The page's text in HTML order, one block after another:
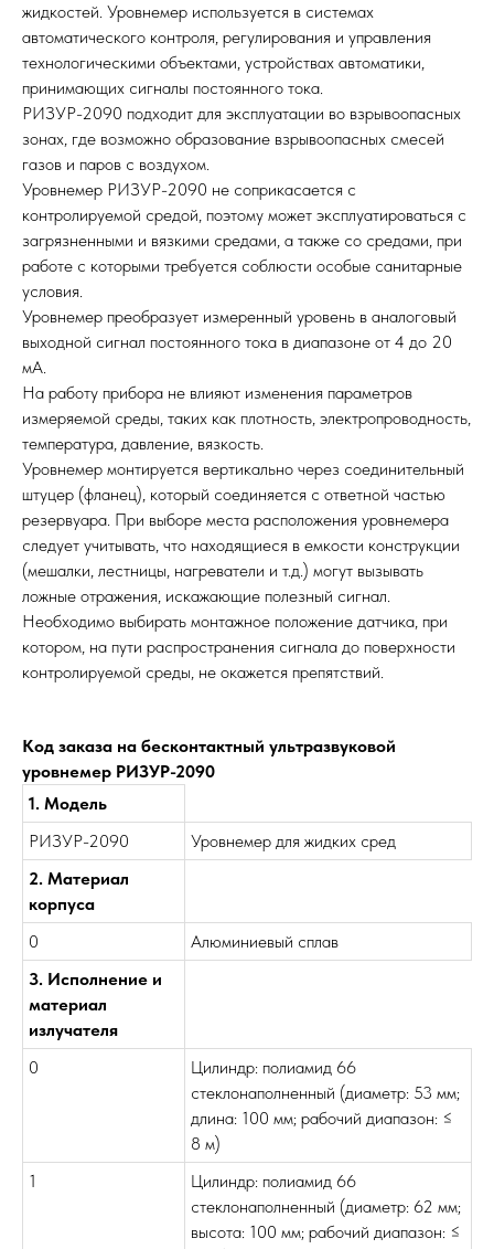
жидкостей. Уровнемер используется в системах
автоматического контроля, регулирования и управления
технологическими объектами, устройствах автоматики,
принимающих сигналы постоянного тока.
РИЗУР-2090 подходит для эксплуатации во взрывоопасных
зонах, где возможно образование взрывоопасных смесей
газов и паров с воздухом.
Уровнемер РИЗУР-2090 не соприкасается с
контролируемой средой, поэтому может эксплуатироваться с
загрязненными и вязкими средами, а также со средами, при
работе с которыми требуется соблюсти особые санитарные
условия.
Уровнемер преобразует измеренный уровень в аналоговый
выходной сигнал постоянного тока в диапазоне от 4 до 20
мА.
На работу прибора не влияют изменения параметров
измеряемой среды, таких как плотность, электропроводность,
температура, давление, вязкость.
Уровнемер монтируется вертикально через соединительный
штуцер (фланец), который соединяется с ответной частью
резервуара. При выборе места расположения уровнемера
следует учитывать, что находящиеся в емкости конструкции
(мешалки, лестницы, нагреватели и т.д.) могут вызывать
ложные отражения, искажающие полезный сигнал.
Необходимо выбирать монтажное положение датчика, при
котором, на пути распространения сигнала до поверхности
контролируемой среды, не окажется препятствий.
Код заказа на бесконтактный ультразвуковой
уровнемер РИЗУР-2090
1. Модель
РИЗУР-2090
Уровнемер для жидких сред
2. Материал
корпуса
0
Алюминиевый сплав
3. Исполнение и
материал
излучателя
0
Цилиндр: полиамид 66
стеклонаполненный (диаметр: 53 мм;
длина: 100 мм; рабочий диапазон: ≤
8 м)
1
Цилиндр: полиамид 66
стеклонаполненный (диаметр: 62 мм;
высота: 100 мм; рабочий диапазон: ≤